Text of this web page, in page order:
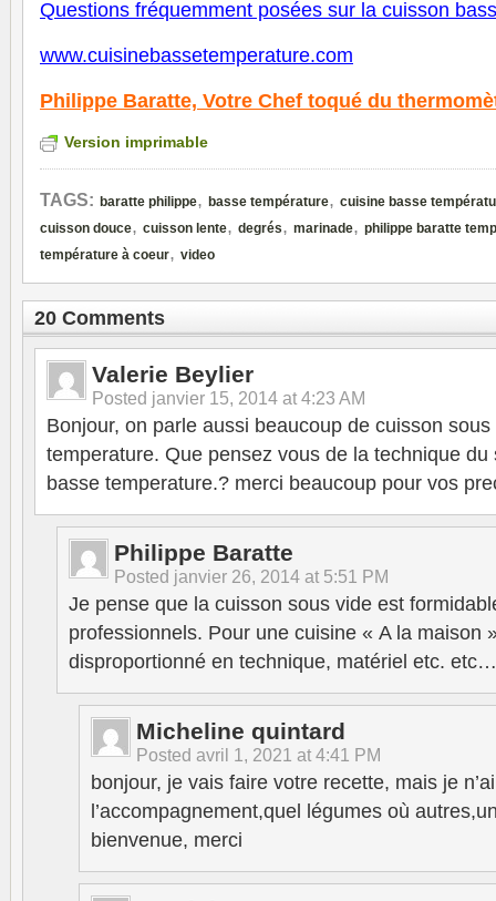
Questions fréquemment posées sur la cuisson
www.cuisinebassetemperature.com
Philippe Baratte, Votre Chef toqué du
Version imprimable
TAGS: baratte philippe, basse température, cuisine basse
cuisson douce, cuisson lente, degrés, marinade, philippe baratte
température à coeur, video
20 Comments
Valerie Beylier
Posted janvier 15, 2014 at 4:23 AM
Bonjour, on parle aussi beaucoup de cuisson
temperature. Que pensez vous de la technique
basse temperature.? merci beaucoup pour vos
Philippe Baratte
Posted janvier 26, 2014 at 5:51 PM
Je pense que la cuisson sous vide est
professionnels. Pour une cuisine « A la maison
disproportionné en technique, matériel etc.
Micheline quintard
Posted avril 1, 2021 at 4:41 PM
bonjour, je vais faire votre recette, mais je
l’accompagnement,quel légumes où
bienvenue, merci